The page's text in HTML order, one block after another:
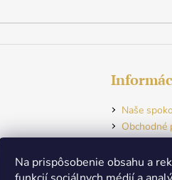
Na prispôsobenie obsahu a
Naše
Obchodné
Kontakt